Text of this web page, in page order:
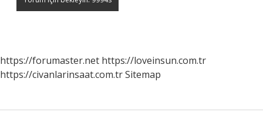
https://forumaster.net https://loveinsun.com.tr
https://civanlarinsaat.com.trSitemap